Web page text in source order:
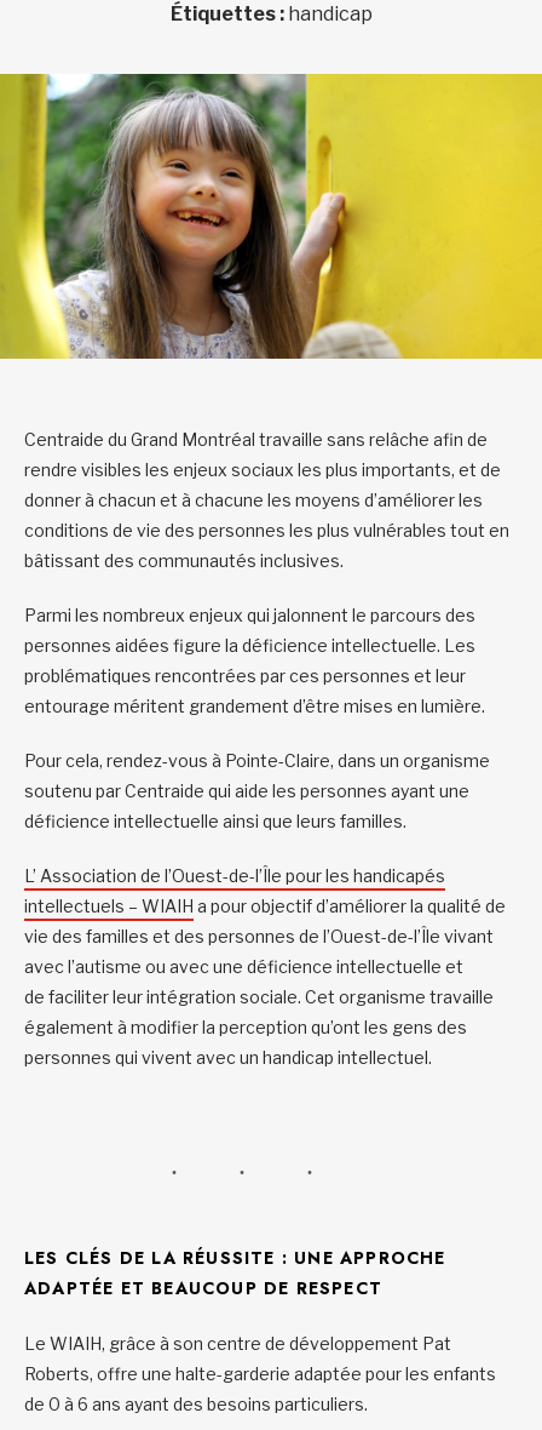
Étiquettes : handicap
Centraide du Grand Montréal travaille sans relâche afin de
rendre visibles les enjeux sociaux les plus importants, et de
donner à chacun et à chacune les moyens d’améliorer les
conditions de vie des personnes les plus vulnérables tout en
bâtissant des communautés inclusives.
Parmi les nombreux enjeux qui jalonnent le parcours des
personnes aidées figure la déficience intellectuelle. Les
problématiques rencontrées par ces personnes et leur
entourage méritent grandement d’être mises en lumière.
Pour cela, rendez-vous à Pointe-Claire, dans un organisme
soutenu par Centraide qui aide les personnes ayant une
déficience intellectuelle ainsi que leurs familles.
L’ Association de l’Ouest-de-l’Île pour les handicapés
intellectuels – WIAIH a pour objectif d’améliorer la qualité de
vie des familles et des personnes de l’Ouest-de-l’Île vivant
avec l’autisme ou avec une déficience intellectuelle et
de faciliter leur intégration sociale. Cet organisme travaille
également à modifier la perception qu’ont les gens des
personnes qui vivent avec un handicap intellectuel.
LES CLÉS DE LA RÉUSSITE : UNE APPROCHE
ADAPTÉE ET BEAUCOUP DE RESPECT
Le WIAIH, grâce à son centre de développement Pat
Roberts, offre une halte-garderie adaptée pour les enfants
de 0 à 6 ans ayant des besoins particuliers.